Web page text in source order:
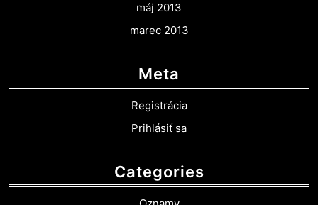
máj 2013
marec 2013
Meta
Registrácia
Prihlásiť sa
Categories